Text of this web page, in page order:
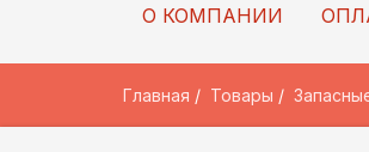
О КОМПАНИИ
Главная Товары